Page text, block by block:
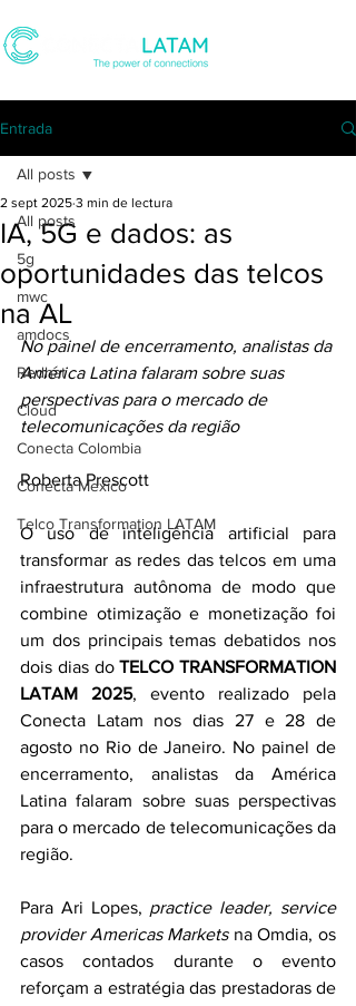
Entrada
All posts
5g
mwc
amdocs
Redhat
Cloud
Conecta Colombia
Conecta Mexico
Telco Transformation LATAM
All posts
IA, 5G e dados: as
oportunidades das telcos
na AL
2 sept 2025 3 min de lectura
No painel de encerramento, analistas da
América Latina falaram sobre suas
perspectivas para o mercado de
telecomunicações da região
Roberta Prescott
O uso de inteligência artificial para
transformar as redes das telcos em uma
infraestrutura autônoma de modo que
combine otimização e monetização foi
um dos principais temas debatidos nos
dois dias do TELCO TRANSFORMATION
LATAM 2025, evento realizado pela
Conecta Latam nos dias 27 e 28 de
agosto no Rio de Janeiro. No painel de
encerramento, analistas da América
Latina falaram sobre suas perspectivas
para o mercado de telecomunicações da
região.
Para Ari Lopes, practice leader, service
provider Americas Markets na Omdia, os
casos contados durante o evento
reforçam a estratégia das prestadoras de